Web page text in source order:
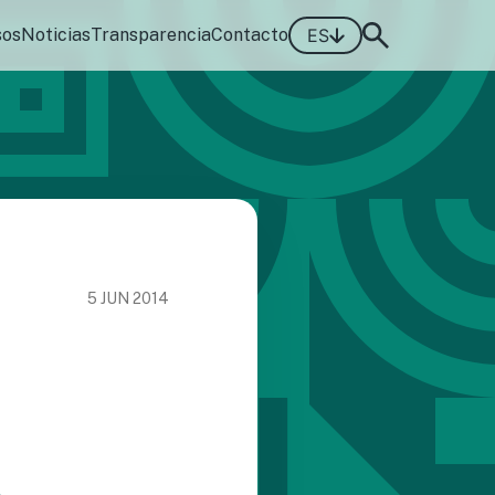
NoticiasTransparenciaContacto ES
5 JUN 2014